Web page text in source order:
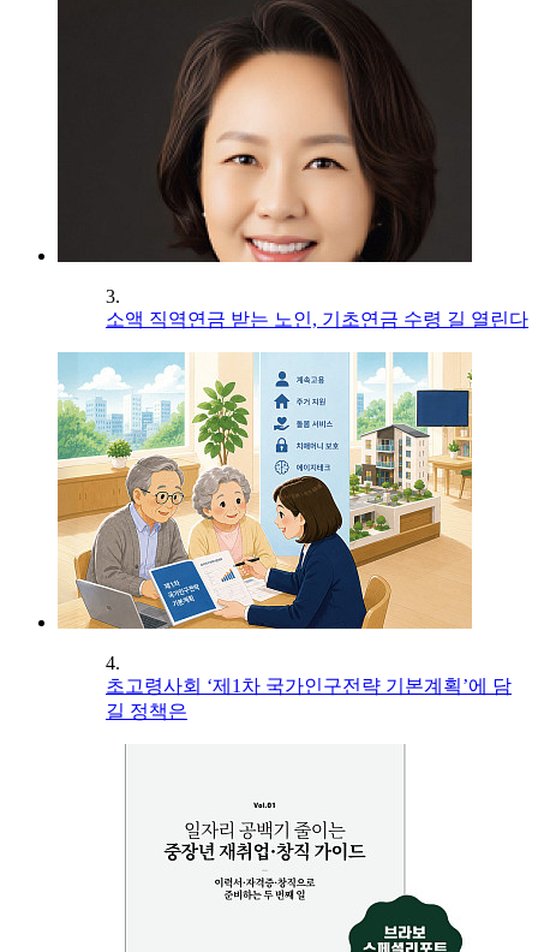
3.
소액 직역연금 받는 노인, 기초연금 수령 길 열린다
4.
초고령사회 ‘제1차 국가인구전략 기본계획’에 담
길 정책은